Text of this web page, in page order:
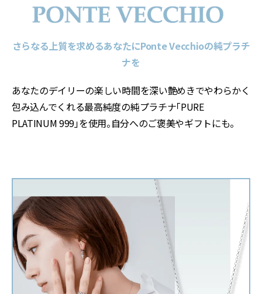
さらなる上質を求めるあなたにPonte Vecchioの純プラチ
ナを
あなたのデイリーの楽しい時間を深い艶めきでやわらかく
包み込んでくれる最高純度の純プラチナ「PURE
PLATINUM 999」を使用。自分へのご褒美やギフトにも。